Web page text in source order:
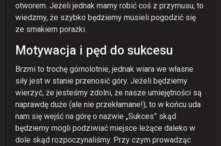
otworem. Jeżeli jednak mamy robić coś z przymusu, to
wiedzmy, że szybko będziemy musieli pogodzić się
ze smakiem porażki.
Motywacja i pęd do sukcesu
Brzmi to trochę górnolotnie, jednak wiara we własne
siły jest w stanie przenosić góry. Jeżeli będziemy
wierzyć, że jesteśmy zdolni, że nasze umiejętności są
naprawdę duże (ale nie przekłamane!), to w końcu uda
nam się wejść na górę o nazwie „Sukces” skąd
będziemy mogli podziwiać miejsce leżące daleko w
dole skąd rozpoczynaliśmy. Przy czym prowadząc